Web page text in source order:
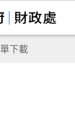
下載